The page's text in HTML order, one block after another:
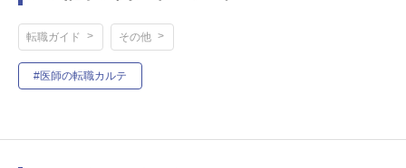
転職ガイド その他
#医師の転職カルテ